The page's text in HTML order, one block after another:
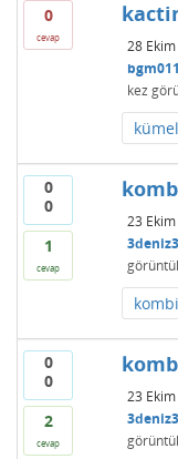
0
cevap 28
kez
0
0
1
cevap
23
0
0
2
cevap
23